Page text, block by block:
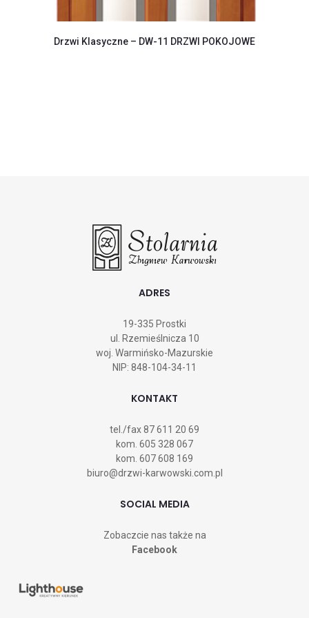
Drzwi Klasyczne – DW-11 DRZWI POKOJOWE
ADRES
19-335 Prostki
ul. Rzemieślnicza 10
woj. Warmińsko-Mazurskie
NIP: 848-104-34-11
KONTAKT
tel./fax87 611 20 69
kom. 605 328 067
kom. 607 608 169
biuro@drzwi-karwowski.com.pl
SOCIAL MEDIA
Zobaczcie nas także na
Facebook